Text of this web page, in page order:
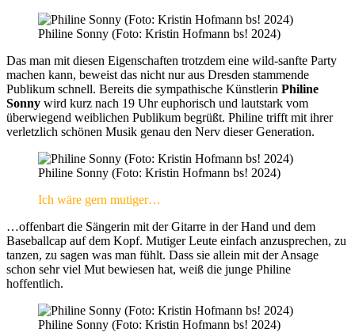
Philine Sonny (Foto: Kristin Hofmann bs! 2024)
Das man mit diesen Eigenschaften trotzdem eine wild-sanfte Party
machen kann, beweist das nicht nur aus Dresden stammende
Publikum schnell. Bereits die sympathische Künstlerin Philine
Sonny wird kurz nach 19 Uhr euphorisch und lautstark vom
überwiegend weiblichen Publikum begrüßt. Philine trifft mit ihrer
verletzlich schönen Musik genau den Nerv dieser Generation.
Philine Sonny (Foto: Kristin Hofmann bs! 2024)
Ich wäre gern mutiger…
…offenbart die Sängerin mit der Gitarre in der Hand und dem
Baseballcap auf dem Kopf. Mutiger Leute einfach anzusprechen, zu
tanzen, zu sagen was man fühlt. Dass sie allein mit der Ansage
schon sehr viel Mut bewiesen hat, weiß die junge Philine
hoffentlich.
Philine Sonny (Foto: Kristin Hofmann bs! 2024)